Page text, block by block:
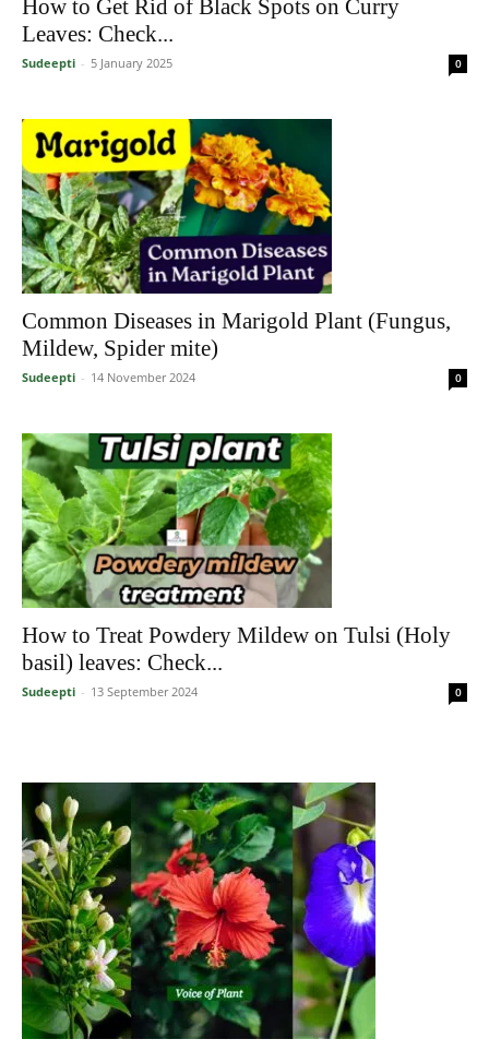
How to Get Rid of Black Spots on Curry
Leaves: Check...
Sudeepti - 5 January 2025 0
Common Diseases in Marigold Plant (Fungus,
Mildew, Spider mite)
Sudeepti - 14 November 2024 0
How to Treat Powdery Mildew on Tulsi (Holy
basil) leaves: Check...
Sudeepti - 13 September 2024 0